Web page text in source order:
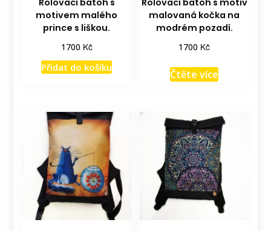
Rolovací batoh s
motivem malého
prince s liškou.
1700 Kč
Přidat do košíku
Rolovací batoh s motiv
malovaná kočka na
modrém pozadí.
1700 Kč
Čtěte více